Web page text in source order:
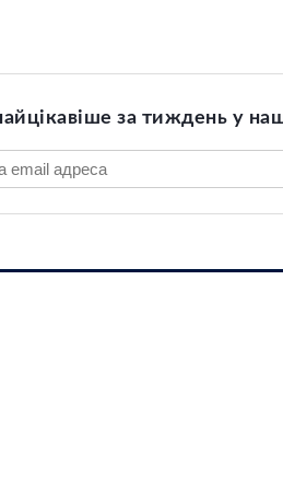
за тиждень у